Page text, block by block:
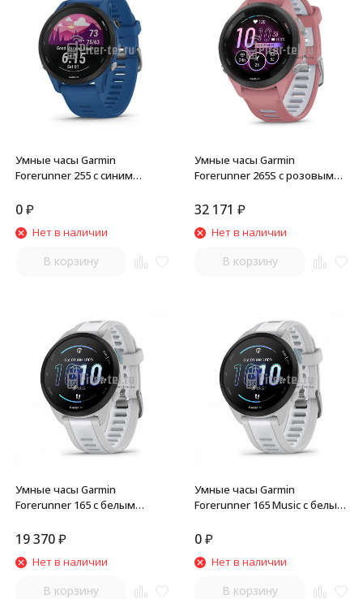
Умные часы Garmin
Forerunner 255 с синим
0₽
Нет в наличии
В корзину
Умные часы Garmin
Forerunner 265S с розовым
32 171 ₽
Нет в наличии
В корзину
Умные часы Garmin
Forerunner 165 с белым
19 370₽
Нет в наличии
В корзину
Умные часы Garmin
Forerunner 165 Music с белым
0₽
Нет в наличии
В корзину